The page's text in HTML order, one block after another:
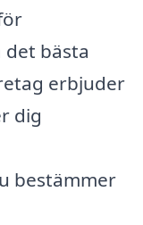
bästa
erbjuder
dig
bestämmer